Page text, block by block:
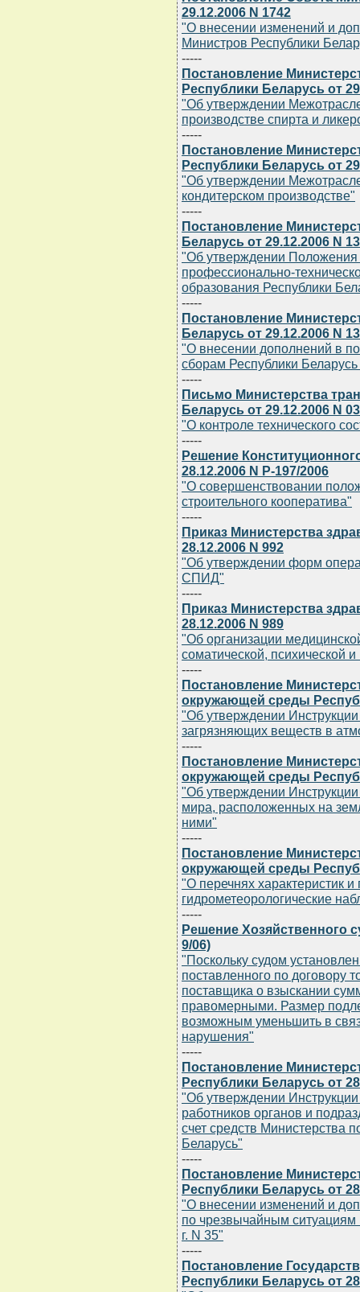
29.12.2006 N 1742
"О внесении изменений и
Министров Республики
-----
Постановление
Республики Беларусь от
"Об утверждении
производстве спирта и
-----
Постановление
Республики Беларусь от
"Об утверждении
кондитерском производстве"
-----
Постановление
Беларусь от 29.12.2006 N
"Об утверждении Положения
профессионально-
образования Республики
-----
Постановление
Беларусь от 29.12.2006 N
"О внесении дополнений в
сборам Республики
-----
Письмо Министерства
Беларусь от 29.12.2006 N
"О контроле технического
-----
Решение
28.12.2006 N Р-197/2006
"О совершенствовании
строительного кооператива"
-----
Приказ Министерства
28.12.2006 N 992
"Об утверждении форм
СПИД"
-----
Приказ Министерства
28.12.2006 N 989
"Об организации
соматической, психической
-----
Постановление
окружающей среды
"Об утверждении
загрязняющих веществ в
-----
Постановление
окружающей среды
"Об утверждении Инструкции
мира, расположенных на
ними"
-----
Постановление
окружающей среды
"О перечнях характеристик
гидрометеорологические
-----
Решение Хозяйственного
9/06)
"Поскольку судом
поставленного по договору
поставщика о взыскании
правомерными. Размер
возможным уменьшить в
нарушения"
-----
Постановление
Республики Беларусь от
"Об утверждении
работников органов и
счет средств Министерства
Беларусь"
-----
Постановление
Республики Беларусь от
"О внесении изменений и
по чрезвычайным ситуациям
г. N 35"
-----
Постановление
Республики Беларусь от